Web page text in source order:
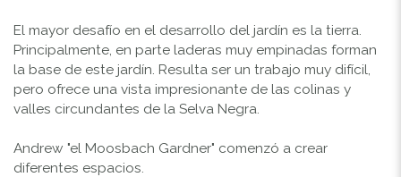
El mayor desafío en el desarrollo del jardín es la tierra.
Principalmente, en parte laderas muy empinadas forman
la base de este jardín. Resulta ser un trabajo muy difícil,
pero ofrece una vista impresionante de las colinas y
valles circundantes de la Selva Negra.
Andrew "el Moosbach Gardner" comenzó a crear
diferentes espacios.